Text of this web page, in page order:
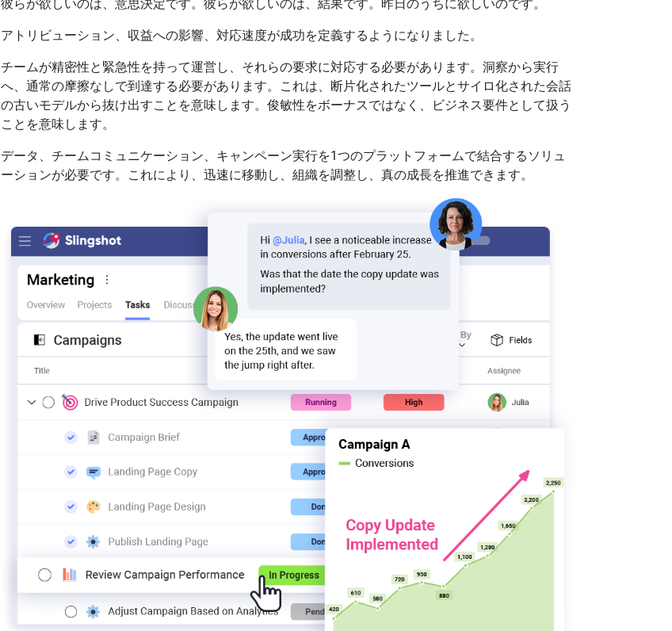
彼らが欲しいのは、意思決定です。彼らが欲しいのは、結果です。昨日のうちに欲しいのです。
アトリビューション、収益への影響、対応速度が成功を定義するようになりました。
チームが精密性と緊急性を持って運営し、それらの要求に対応する必要があります。洞察から実行
へ、通常の摩擦なしで到達する必要があります。これは、断片化されたツールとサイロ化された会話
の古いモデルから抜け出すことを意味します。俊敏性をボーナスではなく、ビジネス要件として扱う
ことを意味します。
データ、チームコミュニケーション、キャンペーン実行を1つのプラットフォームで結合するソリュ
ーションが必要です。これにより、迅速に移動し、組織を調整し、真の成長を推進できます。